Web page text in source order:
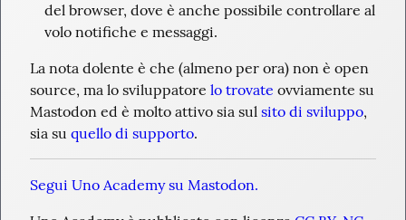
del browser, dove è anche possibile controllare al
volo notifiche e messaggi.
La nota dolente è che (almeno per ora) non è open
source, ma lo sviluppatore lo trovate ovviamente su
Mastodon ed è molto attivo sia sul sito di sviluppo,
sia su quello di supporto.
Segui Uno Academy su Mastodon.